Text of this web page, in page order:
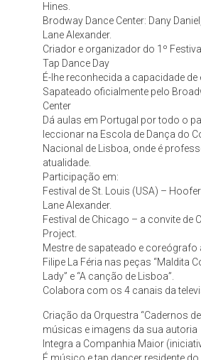
Hines.
Brodway Dance Center: Dany
Lane Alexander.
Criador e organizador do 1º
Tap Dance Day
É-lhe reconhecida a capacidade de
Sapateado oficialmente pelo
Center
Dá aulas em Portugal por todo o
leccionar na Escola de Dança do
Nacional de Lisboa, onde é
atualidade.
Participação em:
Festival de St. Louis (USA) –
Lane Alexander.
Festival de Chicago – a convite de
Project.
Mestre de sapateado e coreógrafo
Filipe La Féria nas peças “Maldita
Lady” e “A canção de Lisboa”.
Colabora com os 4 canais da
Criação da Orquestra “Cadernos
músicas e imagens da sua autoria
Integra a Companhia Maior